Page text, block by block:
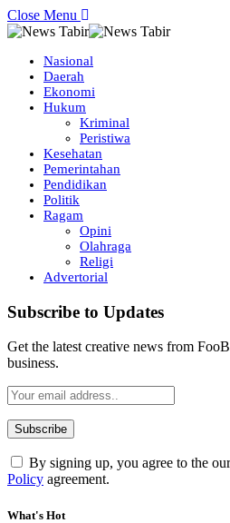
Close Menu
Nasional
Daerah
Ekonomi
Hukum
Kriminal
Peristiwa
Kesehatan
Pemerintahan
Pendidikan
Politik
Ragam
Opini
Olahraga
Religi
Advertorial
Subscribe to Updates
Get the latest creative news from
business.
By signing up, you agree to the
Policy agreement.
What's Hot